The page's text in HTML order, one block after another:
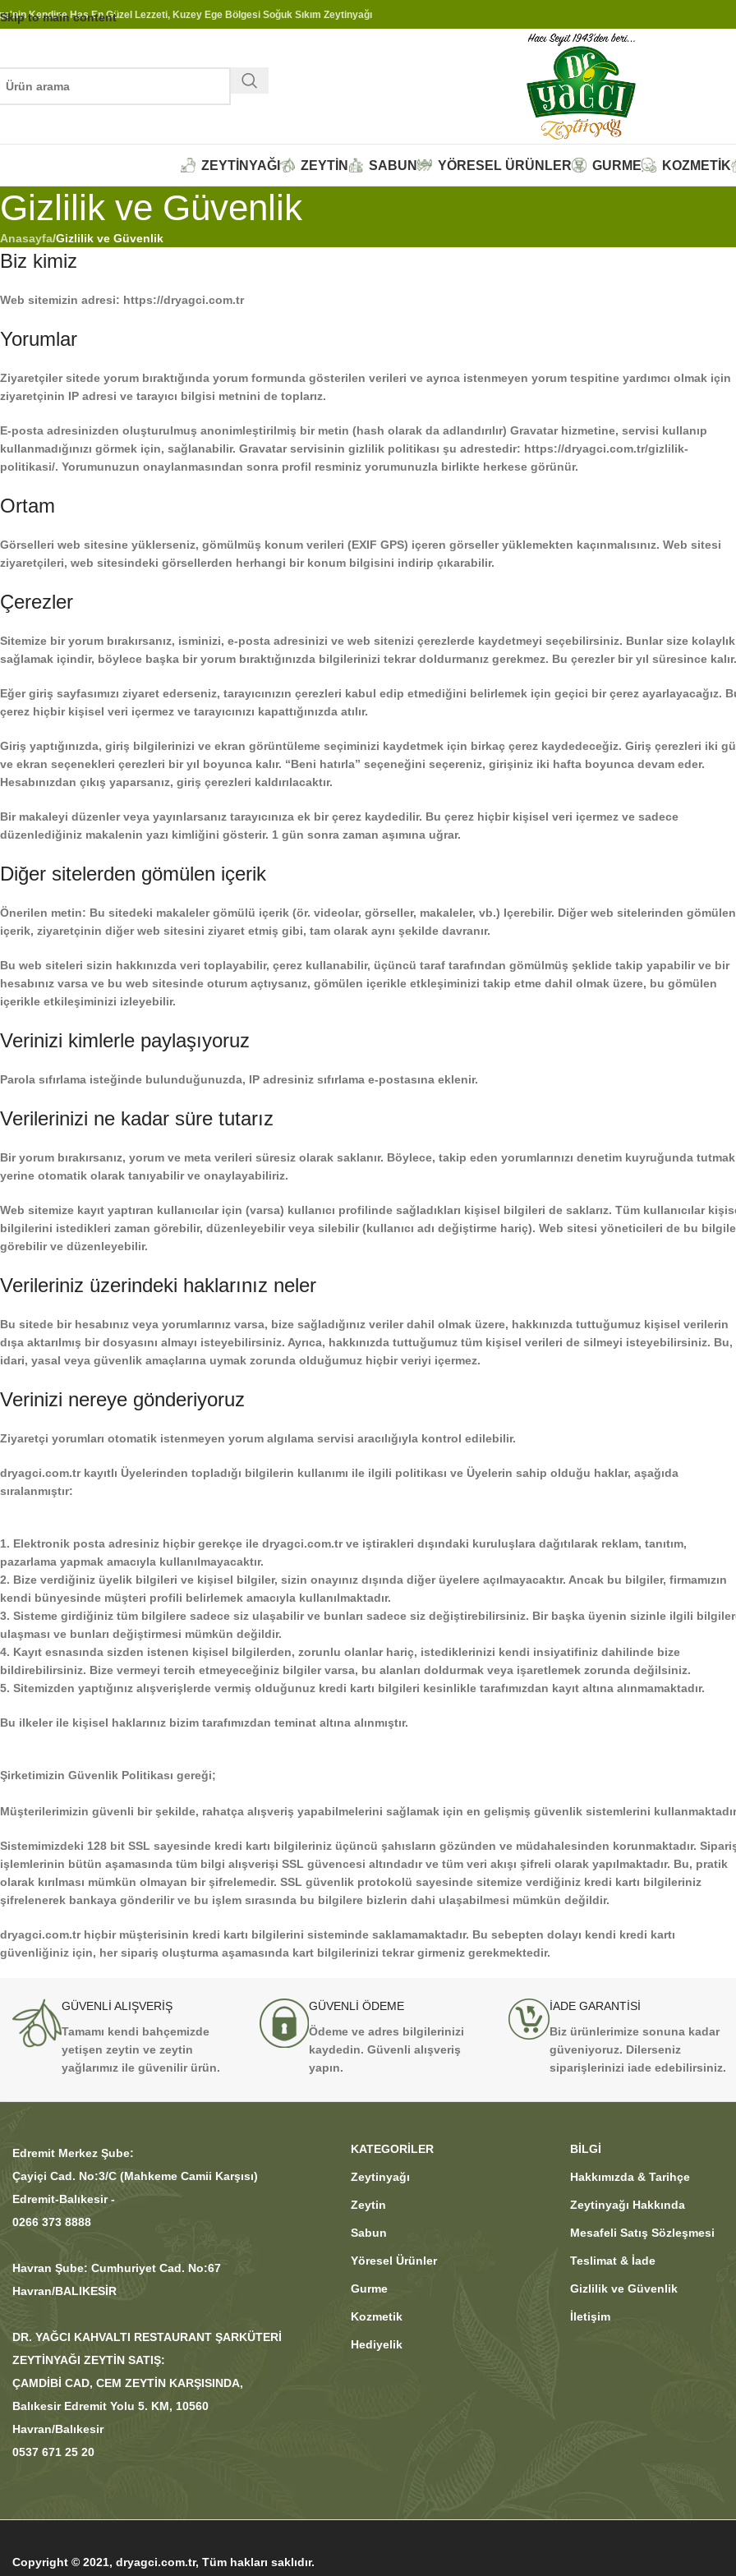
Skip to main content
Kendine Has En Güzel Lezzeti, Kuzey Ege Bölgesi Soğuk Sıkım Zeytinyağı
ZEYTİNYAĞI ZEYTİN SABUN YÖRESEL ÜRÜNLER GURME KOZMETİK
Gizlilik ve Güvenlik
Anasayfa/Gizlilik ve Güvenlik
Biz kimiz
Web sitemizin adresi: https://dryagci.com.tr
Yorumlar
Ziyaretçiler sitede yorum bıraktığında yorum formunda gösterilen verileri ve ayrıca istenmeyen yorum tespitine yardımcı olmak için
ziyaretçinin IP adresi ve tarayıcı bilgisi metnini de toplarız.
E-posta adresinizden oluşturulmuş anonimleştirilmiş bir metin (hash olarak da adlandırılır) Gravatar hizmetine, servisi kullanıp
kullanmadığınızı görmek için, sağlanabilir. Gravatar servisinin gizlilik politikası şu adrestedir: https://dryagci.com.tr/gizlilik-
politikasi/. Yorumunuzun onaylanmasından sonra profil resminiz yorumunuzla birlikte herkese görünür.
Ortam
Görselleri web sitesine yüklerseniz, gömülmüş konum verileri (EXIF GPS) içeren görseller yüklemekten kaçınmalısınız. Web sitesi
ziyaretçileri, web sitesindeki görsellerden herhangi bir konum bilgisini indirip çıkarabilir.
Çerezler
Sitemize bir yorum bırakırsanız, isminizi, e-posta adresinizi ve web sitenizi çerezlerde kaydetmeyi seçebilirsiniz. Bunlar size kolaylık
sağlamak içindir, böylece başka bir yorum bıraktığınızda bilgilerinizi tekrar doldurmanız gerekmez. Bu çerezler bir yıl süresince kalır.
Eğer giriş sayfasımızı ziyaret ederseniz, tarayıcınızın çerezleri kabul edip etmediğini belirlemek için geçici bir çerez ayarlayacağız.
çerez hiçbir kişisel veri içermez ve tarayıcınızı kapattığınızda atılır.
Giriş yaptığınızda, giriş bilgilerinizi ve ekran görüntüleme seçiminizi kaydetmek için birkaç çerez kaydedeceğiz. Giriş çerezleri iki
ve ekran seçenekleri çerezleri bir yıl boyunca kalır. “Beni hatırla” seçeneğini seçereniz, girişiniz iki hafta boyunca devam eder.
Hesabınızdan çıkış yaparsanız, giriş çerezleri kaldırılacaktır.
Bir makaleyi düzenler veya yayınlarsanız tarayıcınıza ek bir çerez kaydedilir. Bu çerez hiçbir kişisel veri içermez ve sadece
düzenlediğiniz makalenin yazı kimliğini gösterir. 1 gün sonra zaman aşımına uğrar.
Diğer sitelerden gömülen içerik
Önerilen metin: Bu sitedeki makaleler gömülü içerik (ör. videolar, görseller, makaleler, vb.) Içerebilir. Diğer web sitelerinden gömülen
içerik, ziyaretçinin diğer web sitesini ziyaret etmiş gibi, tam olarak aynı şekilde davranır.
Bu web siteleri sizin hakkınızda veri toplayabilir, çerez kullanabilir, üçüncü taraf tarafından gömülmüş şeklide takip yapabilir ve bir
hesabınız varsa ve bu web sitesinde oturum açtıysanız, gömülen içerikle etkleşiminizi takip etme dahil olmak üzere, bu gömülen
içerikle etkileşiminizi izleyebilir.
Verinizi kimlerle paylaşıyoruz
Parola sıfırlama isteğinde bulunduğunuzda, IP adresiniz sıfırlama e-postasına eklenir.
Verilerinizi ne kadar süre tutarız
Bir yorum bırakırsanız, yorum ve meta verileri süresiz olarak saklanır. Böylece, takip eden yorumlarınızı denetim kuyruğunda tutmak
yerine otomatik olarak tanıyabilir ve onaylayabiliriz.
Web sitemize kayıt yaptıran kullanıcılar için (varsa) kullanıcı profilinde sağladıkları kişisel bilgileri de saklarız. Tüm kullanıcılar
bilgilerini istedikleri zaman görebilir, düzenleyebilir veya silebilir (kullanıcı adı değiştirme hariç). Web sitesi yöneticileri de bu
görebilir ve düzenleyebilir.
Verileriniz üzerindeki haklarınız neler
Bu sitede bir hesabınız veya yorumlarınız varsa, bize sağladığınız veriler dahil olmak üzere, hakkınızda tuttuğumuz kişisel verilerin
dışa aktarılmış bir dosyasını almayı isteyebilirsiniz. Ayrıca, hakkınızda tuttuğumuz tüm kişisel verileri de silmeyi isteyebilirsiniz. Bu,
idari, yasal veya güvenlik amaçlarına uymak zorunda olduğumuz hiçbir veriyi içermez.
Verinizi nereye gönderiyoruz
Ziyaretçi yorumları otomatik istenmeyen yorum algılama servisi aracılığıyla kontrol edilebilir.
dryagci.com.tr kayıtlı Üyelerinden topladığı bilgilerin kullanımı ile ilgili politikası ve Üyelerin sahip olduğu haklar, aşağıda
sıralanmıştır:
1. Elektronik posta adresiniz hiçbir gerekçe ile dryagci.com.trve iştirakleri dışındaki kuruluşlara dağıtılarak reklam, tanıtım,
pazarlama yapmak amacıyla kullanılmayacaktır.
2. Bize verdiğiniz üyelik bilgileri ve kişisel bilgiler, sizin onayınız dışında diğer üyelere açılmayacaktır. Ancak bu bilgiler, firmamızın
kendi bünyesinde müşteri profili belirlemek amacıyla kullanılmaktadır.
3. Sisteme girdiğiniz tüm bilgilere sadece siz ulaşabilir ve bunları sadece siz değiştirebilirsiniz. Bir başka üyenin sizinle ilgili
ulaşması ve bunları değiştirmesi mümkün değildir.
4. Kayıt esnasında sizden istenen kişisel bilgilerden, zorunlu olanlar hariç, istediklerinizi kendi insiyatifiniz dahilinde bize
bildirebilirsiniz. Bize vermeyi tercih etmeyeceğiniz bilgiler varsa, bu alanları doldurmak veya işaretlemek zorunda değilsiniz.
5. Sitemizden yaptığınız alışverişlerde vermiş olduğunuz kredi kartı bilgileri kesinlikle tarafımızdan kayıt altına alınmamaktadır.
Bu ilkeler ile kişisel haklarınız bizim tarafımızdan teminat altına alınmıştır.
Şirketimizin Güvenlik Politikası gereği;
Müşterilerimizin güvenli bir şekilde, rahatça alışveriş yapabilmelerini sağlamak için en gelişmiş güvenlik sistemlerini
Sistemimizdeki 128 bit SSL sayesinde kredi kartı bilgileriniz üçüncü şahısların gözünden ve müdahalesinden korunmaktadır.
işlemlerinin bütün aşamasında tüm bilgi alışverişi SSL güvencesi altındadır ve tüm veri akışı şifreli olarak yapılmaktadır. Bu, pratik
olarak kırılması mümkün olmayan bir şifrelemedir. SSL güvenlik protokolü sayesinde sitemize verdiğiniz kredi kartı bilgileriniz
şifrelenerek bankaya gönderilir ve bu işlem sırasında bu bilgilere bizlerin dahi ulaşabilmesi mümkün değildir.
dryagci.com.trhiçbir müşterisinin kredi kartı bilgilerini sisteminde saklamamaktadır. Bu sebepten dolayı kendi kredi kartı
güvenliğiniz için, her sipariş oluşturma aşamasında kart bilgilerinizi tekrar girmeniz gerekmektedir.
GÜVENLİ ALIŞVERİŞ
Tamamı kendi bahçemizde
yetişen zeytin ve zeytin
yağlarımız ile güvenilir ürün.
GÜVENLİ ÖDEME
Ödeme ve adres bilgilerinizi
kaydedin. Güvenli alışveriş
yapın.
İADE GARANTİSİ
Biz ürünlerimize sonuna kadar
güveniyoruz. Dilerseniz
siparişlerinizi iade edebilirsiniz.
Edremit Merkez Şube:
Çayiçi Cad. No:3/C (Mahkeme Camii Karşısı)
Edremit-Balıkesir -
0266 373 8888
Havran Şube: Cumhuriyet Cad. No:67
Havran/BALIKESİR
DR. YAĞCI KAHVALTI RESTAURANT ŞARKÜTERİ
ZEYTİNYAĞI ZEYTİN SATIŞ:
ÇAMDİBİ CAD, CEM ZEYTİN KARŞISINDA,
Balıkesir Edremit Yolu 5. KM, 10560
Havran/Balıkesir
0537 671 25 20
KATEGORILER
Zeytinyağı
Zeytin
Sabun
Yöresel Ürünler
Gurme
Kozmetik
Hediyelik
BİLGİ
Hakkımızda & Tarihçe
Zeytinyağı Hakkında
Mesafeli Satış Sözleşmesi
Teslimat & İade
Gizlilik ve Güvenlik
İletişim
Copyright © 2021, dryagci.com.tr, Tüm hakları saklıdır.